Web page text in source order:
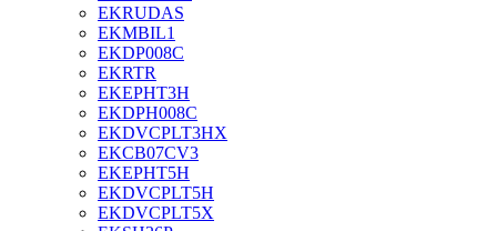
EKRUDAS
EKMBIL1
EKDP008C
EKRTR
EKEPHT3H
EKDPH008C
EKDVCPLT3HX
EKCB07CV3
EKEPHT5H
EKDVCPLT5H
EKDVCPLT5X